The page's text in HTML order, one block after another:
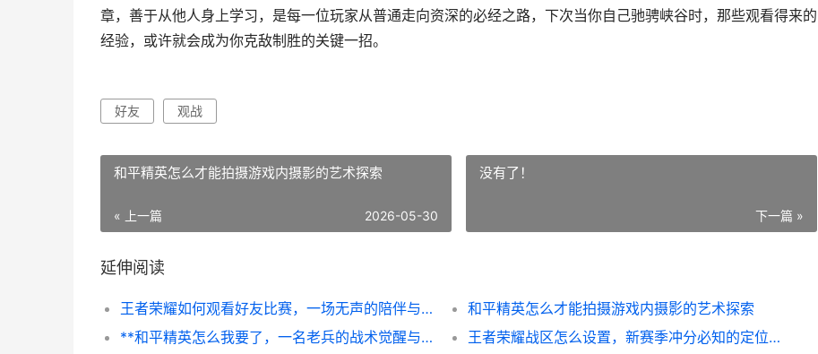
章，善于从他人身上学习，是每一位玩家从普通走向资深的必经之路，下次当你自己驰骋峡谷时，那些观看得来的
经验，或许就会成为你克敌制胜的关键一招。
好友 观战
和平精英怎么才能拍摄游戏内摄影的艺术探索
« 上一篇 2026-05-30
没有了！
下一篇 »
延伸阅读
王者荣耀如何观看好友比赛，一场无声的陪伴与学习
和平精英怎么才能拍摄游戏内摄影的艺术探索
**和平精英怎么我要了，一名老兵的战术觉醒与沉浸蜕变**
王者荣耀战区怎么设置，新赛季冲分必知的定位秘籍